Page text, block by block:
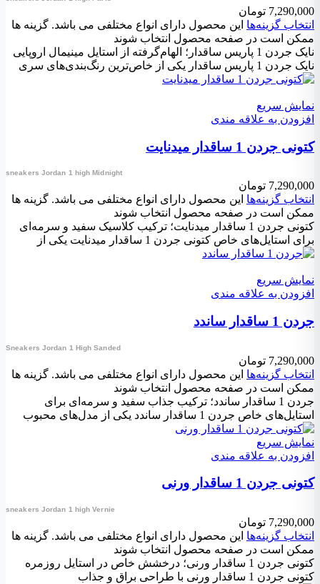
7,290,000 تومان
انتخاب گزینه‌ها این محصول دارای انواع مختلفی می باشد. گزینه ها
ممکن است در صفحه محصول انتخاب شوند
نایک جردن 1 پاریس ساقدار؛ الهام‌گرفته از استایل مینیمال اروپایی
نایک جردن 1 پاریس ساقدار یکی از خاص‌ترین رنگ‌بندی‌های سری
نمایش سریع
افزودن به علاقه مندی
کتونی جردن 1 ساقدار میدنایت
sneakers Jordan 1 high Midnight
7,290,000 تومان
انتخاب گزینه‌ها این محصول دارای انواع مختلفی می باشد. گزینه ها
ممکن است در صفحه محصول انتخاب شوند
کتونی جردن 1 ساقدار میدنایت؛ ترکیب کلاسیک سفید و سرمه‌ای
برای استایل‌های خاص کتونی جردن 1 ساقدار میدنایت یکی از
نمایش سریع
افزودن به علاقه مندی
جردن 1 ساقدار ساندد
Sneakers Jordan 1 High Sanded
7,290,000 تومان
انتخاب گزینه‌ها این محصول دارای انواع مختلفی می باشد. گزینه ها
ممکن است در صفحه محصول انتخاب شوند
جردن 1 ساقدار ساندد؛ ترکیب جذاب سفید و سرمه‌ای برای
استایل‌های خاص جردن 1 ساقدار ساندد یکی از مدل‌های محبوب
نمایش سریع
افزودن به علاقه مندی
کتونی جردن 1 ساقدار ورنی
sneakers Jordan 1 high Vernie
7,290,000 تومان
انتخاب گزینه‌ها این محصول دارای انواع مختلفی می باشد. گزینه ها
ممکن است در صفحه محصول انتخاب شوند
کتونی جردن 1 ساقدار ورنی؛ درخشش خاص در استایل روزمره
کتونی جردن 1 ساقدار ورنی با طراحی براق و جذاب